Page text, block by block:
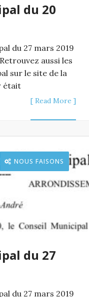
du 20
du 27 mars 2019
aussi les
sur le site de la
était
[ Read More ]
NOUS FAISONS
du 27
du 27 mars 2019